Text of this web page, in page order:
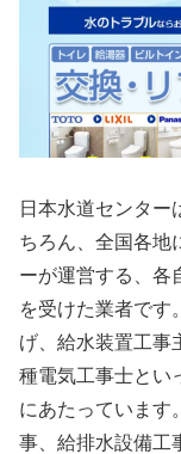
日本水道センター
ちろん、全国各地
ーが運営する、各
を受けた業者です
げ、給水装置工事
種電気工事士とい
にあたっています
事、給排水設備工